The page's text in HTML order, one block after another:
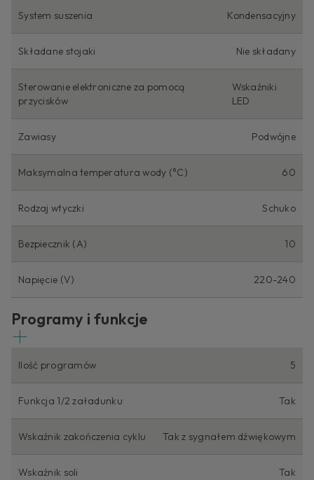
System suszenia Kondensacyjny
Składane stojaki Nie składany
Sterowanie elektroniczne za pomocą
przycisków
Wskaźniki
LED
Zawiasy Podwójne
Maksymalna temperatura wody (°C) 60
Rodzaj wtyczki Schuko
Bezpiecznik (A) 10
Napięcie (V) 220-240
Programy i funkcje
Ilość programów 5
Funkcja 1/2 załadunku Tak
Wskaźnik zakończenia cyklu Tak z sygnałem dźwiękowym
Wskaźnik soli Tak